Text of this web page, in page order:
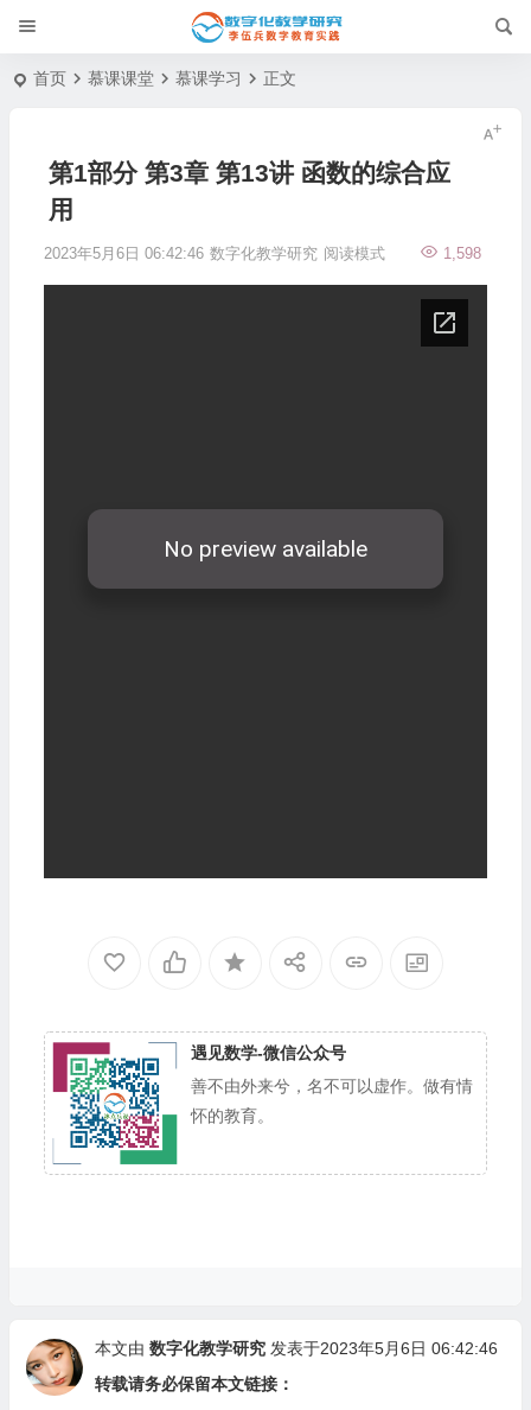
首页 慕课课堂 慕课学习 正文
第1部分 第3章 第13讲 函数的综合应
用
2023年5月6日 06:42:46 数字化教学研究 1,598
阅读模式
遇见数学-微信公众号
善不由外来兮，名不可以虚作。做有情
怀的教育。
本文由 数字化教学研究 发表于2023年5月6日 06:42:46
转载请务必保留本文链接：